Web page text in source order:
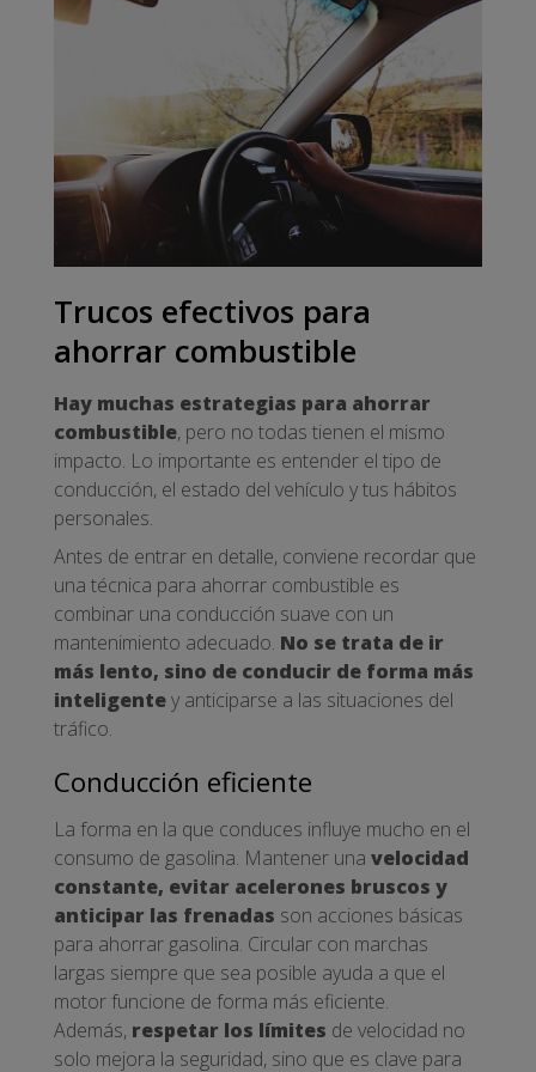
Trucos efectivos para
ahorrar combustible
Hay muchas estrategias para ahorrar
combustible, pero no todas tienen el mismo
impacto. Lo importante es entender el tipo de
conducción, el estado del vehículo y tus hábitos
personales.
Antes de entrar en detalle, conviene recordar que
una técnica para ahorrar combustible es
combinar una conducción suave con un
mantenimiento adecuado. No se trata de ir
más lento, sino de conducir de forma más
inteligentey anticiparse a las situaciones del
tráfico.
Conducción eficiente
La forma en la que conduces influye mucho en el
consumo de gasolina. Mantener una velocidad
constante, evitar acelerones bruscos y
anticipar las frenadas son acciones básicas
para ahorrar gasolina. Circular con marchas
largas siempre que sea posible ayuda a que el
motor funcione de forma más eficiente.
Además, respetar los límites de velocidad no
solo mejora la seguridad, sino que es clave para